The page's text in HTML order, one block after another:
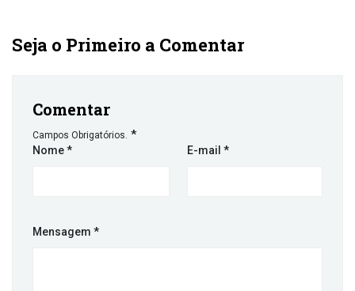
Seja o Primeiro a Comentar
Comentar
Campos Obrigatórios. *
Nome* E-mail *
Mensagem *